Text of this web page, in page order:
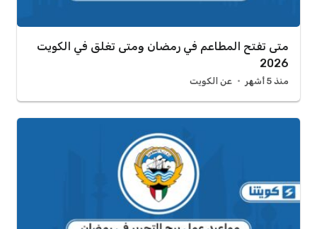
متى تفتح المطاعم في رمضان ومتى تغلق في الكويت
2026
منذ 5 أشهر عن الكويت